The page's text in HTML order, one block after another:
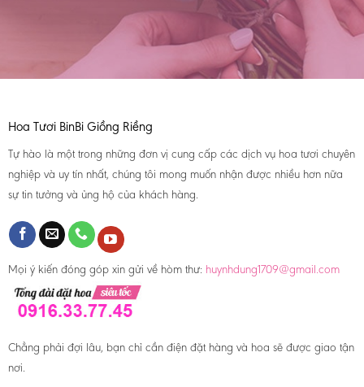
Hoa Tươi BinBi Giồng Riềng
Tự hào là một trong những đơn vị cung cấp các dịch vụ hoa tươi chuyên
nghiệp và uy tín nhất, chúng tôi mong muốn nhận được nhiều hơn nữa
sự tin tưởng và ủng hộ của khách hàng.
Mọi ý kiến đóng góp xin gửi về hòm thư: huynhdung1709@gmail.com
Chẳng phải đợi lâu, bạn chỉ cần điện đặt hàng và hoa sẽ được giao tận
nơi.